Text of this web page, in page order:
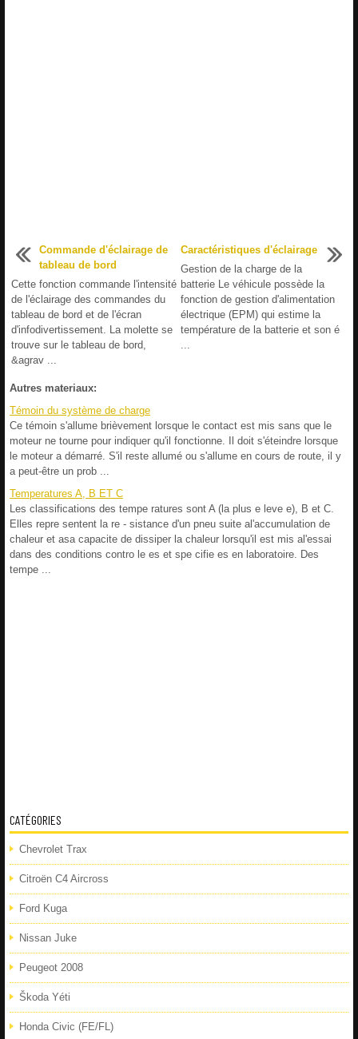
Commande d'éclairage de
tableau de bord
Cette fonction commande l'intensité
de l'éclairage des commandes du
tableau de bord et de l'écran
d'infodivertissement. La molette se
trouve sur le tableau de bord,
&agrav ...
Caractéristiques d'éclairage
Gestion de la charge de la
batterie Le véhicule possède la
fonction de gestion d'alimentation
électrique (EPM) qui estime la
température de la batterie et son é
...
Autres materiaux:
Témoin du système de charge
Ce témoin s'allume brièvement lorsque le contact est mis sans que le
moteur ne tourne pour indiquer qu'il fonctionne. Il doit s'éteindre lorsque
le moteur a démarré. S'il reste allumé ou s'allume en cours de route, il y
a peut-être un prob ...
Temperatures A, B ET C
Les classifications des tempe ratures sont A (la plus e leve e), B et C.
Elles repre sentent la re - sistance d'un pneu suite al'accumulation de
chaleur et asa capacite de dissiper la chaleur lorsqu'il est mis al'essai
dans des conditions contro le es et spe cifie es en laboratoire. Des
tempe ...
CATÉGORIES
Chevrolet Trax
Citroën C4 Aircross
Ford Kuga
Nissan Juke
Peugeot 2008
Škoda Yéti
Honda Civic (FE/FL)